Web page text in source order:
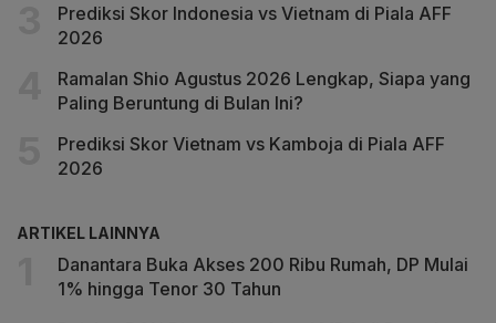
Prediksi Skor Indonesia vs Vietnam di Piala AFF
2026
Ramalan Shio Agustus 2026 Lengkap, Siapa yang
Paling Beruntung di Bulan Ini?
Prediksi Skor Vietnam vs Kamboja di Piala AFF
2026
ARTIKEL LAINNYA
Danantara Buka Akses 200 Ribu Rumah, DP Mulai
1% hingga Tenor 30 Tahun